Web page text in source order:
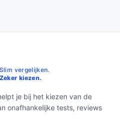
Slim vergelijken.
Zeker kiezen.
je bij het kiezen van de
onafhankelijke tests, reviews